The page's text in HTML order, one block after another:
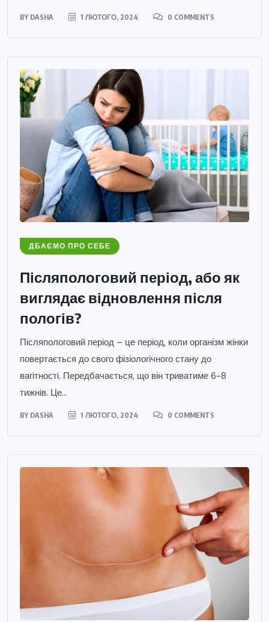
BY DASHA 1 ЛЮТОГО, 2024 0 COMMENTS
ДБАЄМО ПРО СЕБЕ
Післяпологовий період, або як
виглядає відновлення після
пологів?
Післяпологовий період – це період, коли організм жінки
повертається до свого фізіологічного стану до
вагітності. Передбачається, що він триватиме 6-8
тижнів. Це...
BY DASHA 1 ЛЮТОГО, 2024 0 COMMENTS